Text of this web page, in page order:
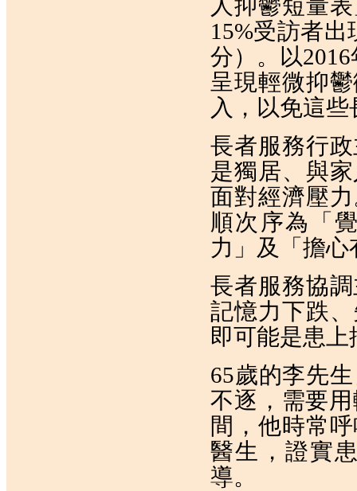
人抑鬱短量
15%受訪者
分）。以
呈現輕微抑
入，以免這
長者服務行
是獨居、與
面對經濟壓
順次序為「
力」及「擔
長者服務協
記憶力下跌
即可能是患
65歲的李先
不逐，需要
間，他時常
醫生，證實
導。